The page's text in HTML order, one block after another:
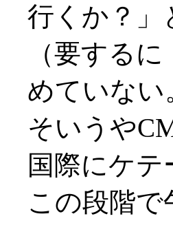
行くか？」
（要する
めていない
そいうや
国際にケテ
この段階で